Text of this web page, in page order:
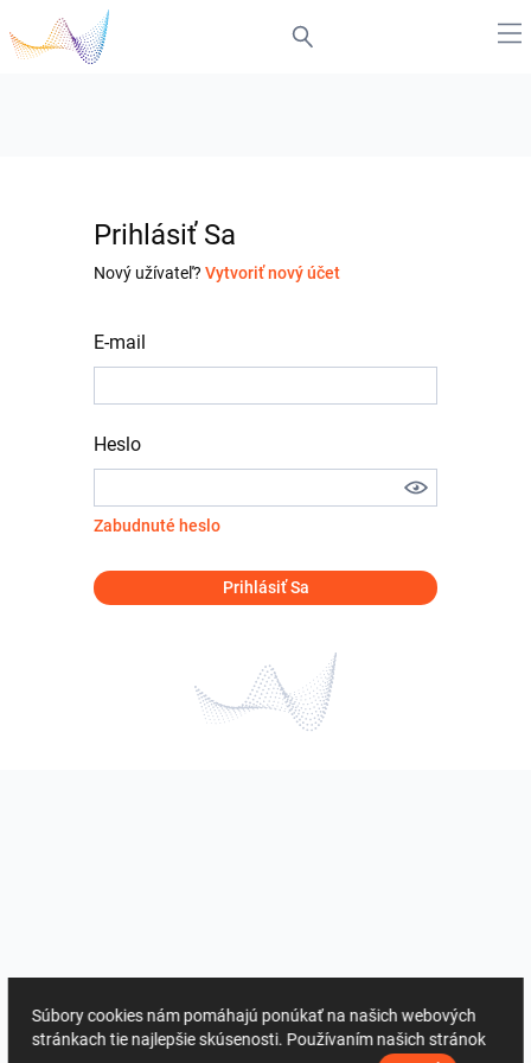
Prihlásiť Sa
Nový užívateľ? Vytvoriť nový účet
E-mail
Heslo
Zabudnuté heslo
Prihlásiť Sa
Súbory cookies nám pomáhajú ponúkať na našich webových
stránkach tie najlepšie skúsenosti. Používaním našich stránok